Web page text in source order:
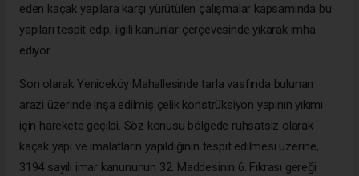
eden kaçak yapılara karşı yürütülen çalışmalar kapsamında bu
yapıları tespit edip, ilgili kanunlar çerçevesinde yıkarak imha
ediyor.
Son olarak Yeniceköy Mahallesinde tarla vasfında bulunan
arazi üzerinde inşa edilmiş çelik konstrüksiyon yapının yıkımı
için harekete geçildi. Söz konusu bölgede ruhsatsız olarak
kaçak yapı ve imalatların yapıldığının tespit edilmesi üzerine,
3194 sayılı imar kanununun 32. Maddesinin 6. Fıkrası gereği